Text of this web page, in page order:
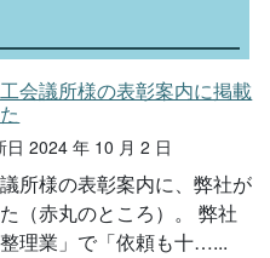
会議所様の表彰案内に掲載
2024 年 10 月 2 日
所様の表彰案内に、弊社が
（赤丸のところ）。 弊社
理業」で「依頼も十…